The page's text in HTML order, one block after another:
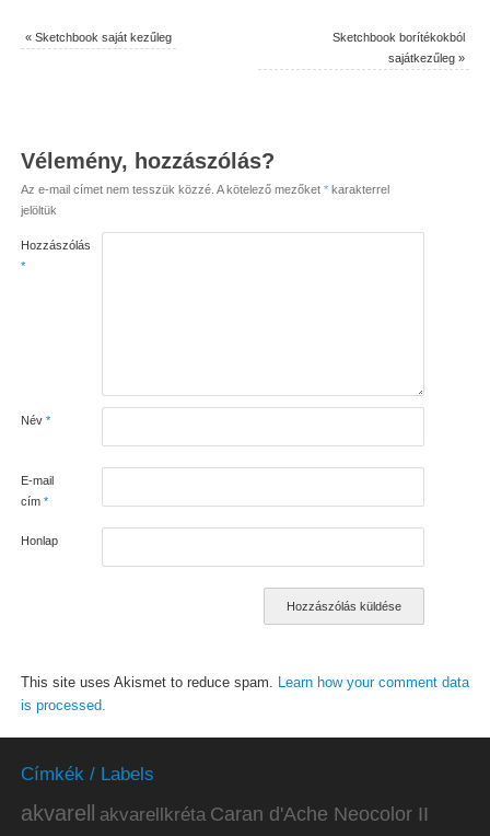
«Sketchbook saját kezűleg
Sketchbook borítékokból
sajátkezűleg»
Vélemény, hozzászólás?
Az e-mail címet nem tesszük közzé. A kötelező mezőket *karakterrel
jelöltük
Hozzászólás
*
Név *
E-mail
cím *
Honlap
This site uses Akismet to reduce spam.
Learn how your comment data
is processed.
Címkék / Labels
akvarell akvarellkréta Caran d'Ache Neocolor II